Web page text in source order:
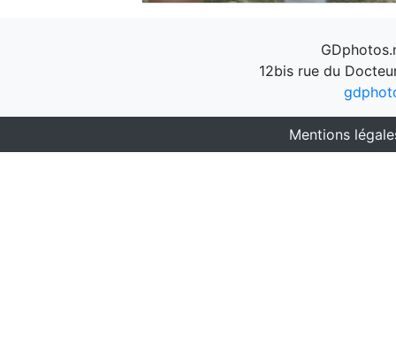
12bis rue du
Mentions